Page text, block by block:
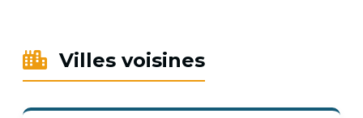
Villes voisines